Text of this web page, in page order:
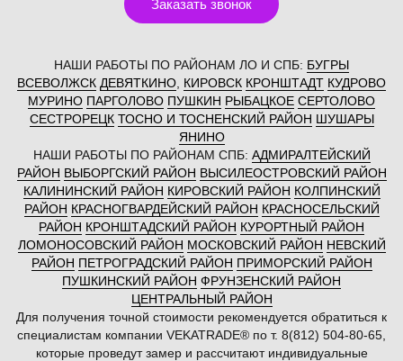
Заказать звонок
НАШИ РАБОТЫ ПО РАЙОНАМ ЛО И СПБ: БУГРЫ
ВСЕВОЛЖСК ДЕВЯТКИНО КИРОВСК КРОНШТАДТ КУДРОВО
МУРИНО ПАРГОЛОВО ПУШКИН РЫБАЦКОЕ СЕРТОЛОВО
СЕСТРОРЕЦК ТОСНО И ТОСНЕНСКИЙ РАЙОН ШУШАРЫ
ЯНИНО
НАШИ РАБОТЫ ПО РАЙОНАМ СПБ: АДМИРАЛТЕЙСКИЙ
РАЙОН ВЫБОРГСКИЙ РАЙОН ВЫСИЛЕОСТРОВСКИЙ РАЙОН
КАЛИНИНСКИЙ РАЙОН КИРОВСКИЙ РАЙОН КОЛПИНСКИЙ
РАЙОН КРАСНОГВАРДЕЙСКИЙ РАЙОН КРАСНОСЕЛЬСКИЙ
РАЙОН КРОНШТАДСКИЙ РАЙОН КУРОРТНЫЙ РАЙОН
ЛОМОНОСОВСКИЙ РАЙОН МОСКОВСКИЙ РАЙОН НЕВСКИЙ
РАЙОН ПЕТРОГРАДСКИЙ РАЙОН ПРИМОРСКИЙ РАЙОН
ПУШКИНСКИЙ РАЙОН ФРУНЗЕНСКИЙ РАЙОН
ЦЕНТРАЛЬНЫЙ РАЙОН
Для получения точной стоимости рекомендуется обратиться к
специалистам компании VEKATRADE® по т. 8(812) 504-80-65,
которые проведут замер и рассчитают индивидуальные